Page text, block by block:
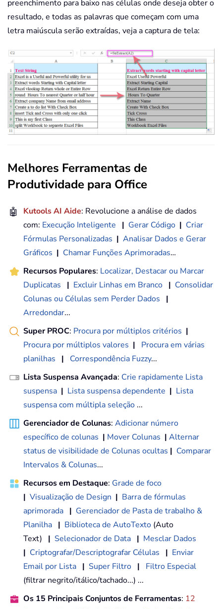
preenchimento para baixo nas células onde deseja obter o
resultado, e todas as palavras que começam com uma
letra maiúscula serão extraídas, veja a captura de tela:
Melhores Ferramentas de
Produtividade para Office
🤖 Kutools AI Aide: Revolucione a análise de dados
com: Execução Inteligente | Gerar Código | Criar
Fórmulas Personalizadas | Analisar Dados e Gerar
Gráficos | Chamar Funções Aprimoradas…
Recursos Populares: Localizar, Destacar ou Marcar
Duplicatas
| Excluir Linhas em Branco | Consolidar
Colunas ou Células sem Perder Dados
|
Arredondar...
Super PROC: Procura por múltiplos critérios |
Procura por múltiplos valores |
Procura em várias
planilhas
| Correspondência Fuzzy...
Lista Suspensa Avançada: Crie rapidamente Lista
suspensa | Lista suspensa dependente | Lista
suspensa com múltipla seleção ...
Gerenciador de Colunas: Adicionar número
específico de colunas | Mover Colunas | Alternar
status de visibilidade de Colunas ocultas | Comparar
Intervalos & Colunas...
Recursos em Destaque: Grade de foco
| Visualização de Design | Barra de fórmulas
aprimorada | Gerenciador de Pasta de trabalho &
Planilha | Biblioteca de AutoTexto (Auto
Text) | Selecionador de Data | Mesclar Dados
| Criptografar/Descriptografar Células | Enviar
Email por Lista | Super Filtro |
Filtro Especial
(filtrar negrito/itálico/tachado...) ...
Os 15 Principais Conjuntos de Ferramentas: 12